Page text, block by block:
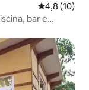
4,8 de uma
4,8 (10)
bar e